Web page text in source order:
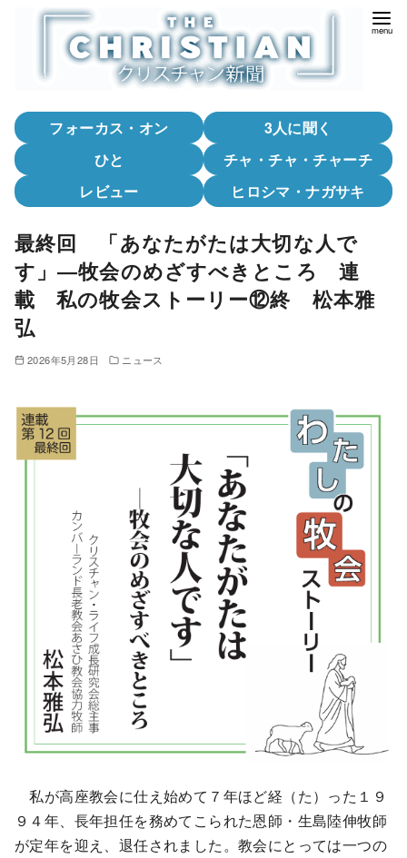
フォーカス・オン
3人に聞く
ひと
チャ・チャ・チャーチ
レビュー
ヒロシマ・ナガサキ
最終回 「あなたがたは大切な人で
す」―牧会のめざすべきところ 連
載 私の牧会ストーリー⑫終 松本雅
弘
2026年5月28日 ニュース
私が高座教会に仕え始めて７年ほど経（た）った１９
９４年、長年担任を務めてこられた恩師・生島陸伸牧師
が定年を迎え、退任されました。教会にとっては一つの